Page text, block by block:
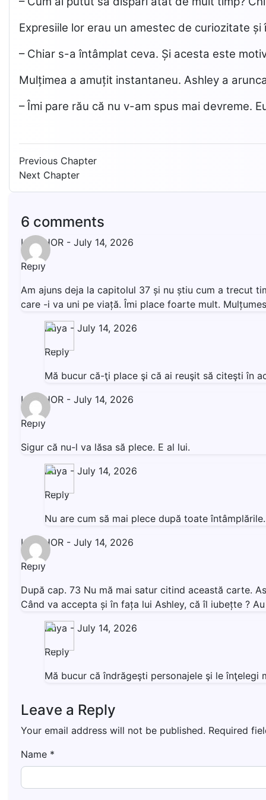
Expresiile lor erau un amestec de curiozitate
– Chiar s-a întâmplat ceva. Și acesta este
Mulțimea a amuțit instantaneu. Ashley a
– Îmi pare rău că nu v-am spus mai devreme.
Previous Chapter
Next Chapter
6 comments
LIVISHOR - July 14, 2026
Reply
Am ajuns deja la capitolul 37 și nu știu cum a trecut
care -i va uni pe viață. Îmi place foarte mult.
Anya - July 14, 2026
Reply
Mă bucur că-ţi place şi că ai reuşit să citeşti în
LIVISHOR - July 14, 2026
Reply
Sigur că nu-l va lăsa să plece. E al lui.
Anya - July 14, 2026
Reply
Nu are cum să mai plece după toate
LIVISHOR - July 14, 2026
Reply
După cap. 73 Nu mă mai satur citind această carte.
Când va accepta și în fața lui Ashley, că îl iubețte ?
Anya - July 14, 2026
Reply
Mă bucur că îndrăgeşti personajele şi le
Leave a Reply
Your email address will not be published. Required
Name *